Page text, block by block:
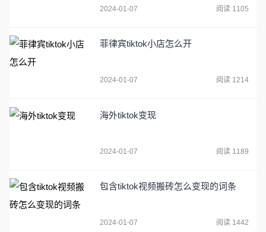
2024-01-07 阅读 1105
菲律宾tiktok小店怎么开
2024-01-07 阅读 1214
海外tiktok变现
2024-01-07 阅读 1189
包含tiktok视频搬砖怎么变现的词条
2024-01-07 阅读 1442